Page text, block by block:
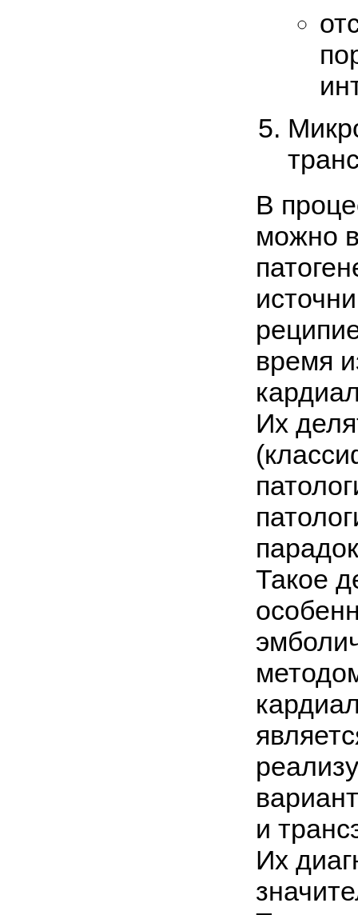
В
можно
время
Их
Такое
и
Их